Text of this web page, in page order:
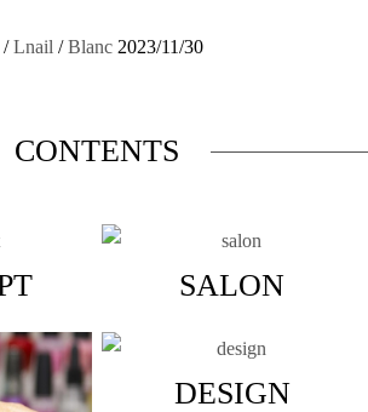
/Lnail /Blanc 2023/11/30
CONTENTS
SALON
DESIGN